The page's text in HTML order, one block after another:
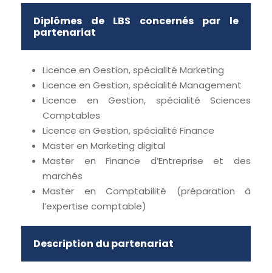
Diplômes de LBS concernés par le
partenariat
Licence en Gestion, spécialité Marketing
Licence en Gestion, spécialité Management
Licence en Gestion, spécialité Sciences
Comptables
Licence en Gestion, spécialité Finance
Master en Marketing digital
Master en Finance d’Entreprise et des
marchés
Master en Comptabilité (préparation à
l’expertise comptable)
Description du partenariat